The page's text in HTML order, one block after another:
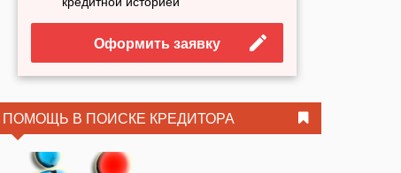
Оформить заявку
ПОМОЩЬ В ПОИСКЕ КРЕДИТОРА